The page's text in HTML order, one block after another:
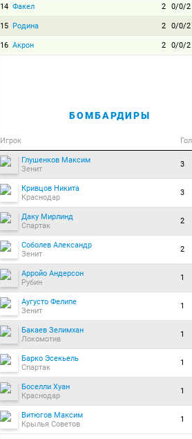
14 Факел 2 0/0/2
15 Родина 2 0/0/2
16 Акрон 2 0/0/2
БОМБАРДИРЫ
Игрок
Глушенков Максим
Зенит
3
Кривцов Никита
Краснодар
3
Даку Мирлинд
Спартак
2
Соболев Александр
Зенит
2
Арройо Андерсон
Рубин
1
Аугусто Фелипе
Зенит
1
Бакаев Зелимхан
Локомотив
1
Барко Эсекьель
Спартак
1
Боселли Хуан
Краснодар
1
Витюгов Максим
Крылья Советов
1